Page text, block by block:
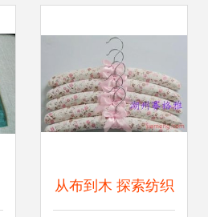
从布到木 探索纺织